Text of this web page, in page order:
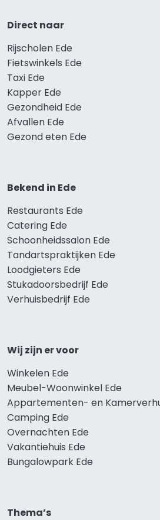
Direct naar
Rijscholen Ede
Fietswinkels Ede
Taxi Ede
Kapper Ede
Gezondheid Ede
Afvallen Ede
Gezond eten Ede
Bekend in Ede
Restaurants Ede
Catering Ede
Schoonheidssalon Ede
Tandartspraktijken Ede
Loodgieters Ede
Stukadoorsbedrijf Ede
Verhuisbedrijf Ede
Wij zijn er voor
Winkelen Ede
Meubel-Woonwinkel Ede
Appartementen- en
Camping Ede
Overnachten Ede
Vakantiehuis Ede
Bungalowpark Ede
Thema’s